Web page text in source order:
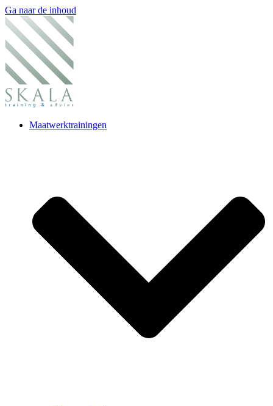
Ga naar de inhoud
Maatwerktrainingen